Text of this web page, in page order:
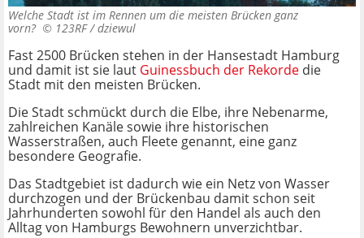
Welche Stadt ist im Rennen um die meisten Brücken ganz
vorn? © 123RF / dziewul
Fast 2500 Brücken stehen in der Hansestadt Hamburg
und damit ist sie laut Guinessbuch der Rekorde die
Stadt mit den meisten Brücken.
Die Stadt schmückt durch die Elbe, ihre Nebenarme,
zahlreichen Kanäle sowie ihre historischen
Wasserstraßen, auch Fleete genannt, eine ganz
besondere Geografie.
Das Stadtgebiet ist dadurch wie ein Netz von Wasser
durchzogen und der Brückenbau damit schon seit
Jahrhunderten sowohl für den Handel als auch den
Alltag von Hamburgs Bewohnern unverzichtbar.